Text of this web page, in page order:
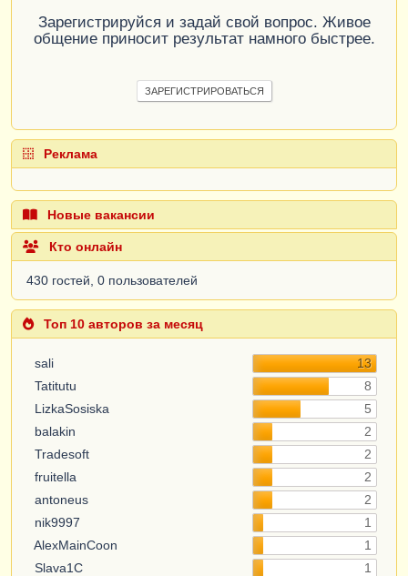
Зарегистрируйся и задай свой вопрос. Живое
общение приносит результат намного быстрее.
ЗАРЕГИСТРИРОВАТЬСЯ
Реклама
Новые вакансии
Кто онлайн
430 гостей, 0 пользователей
Топ 10 авторов за месяц
sali
13
Tatitutu
8
LizkaSosiska
5
balakin
2
Tradesoft
2
fruitella
2
antoneus
2
nik9997
1
AlexMainCoon
1
Slava1C
1